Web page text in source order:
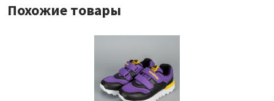
Похожие товары